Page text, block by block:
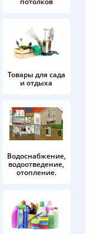
Товары для сада
и отдыха
Водоснабжение,
водоотведение,
отопление.